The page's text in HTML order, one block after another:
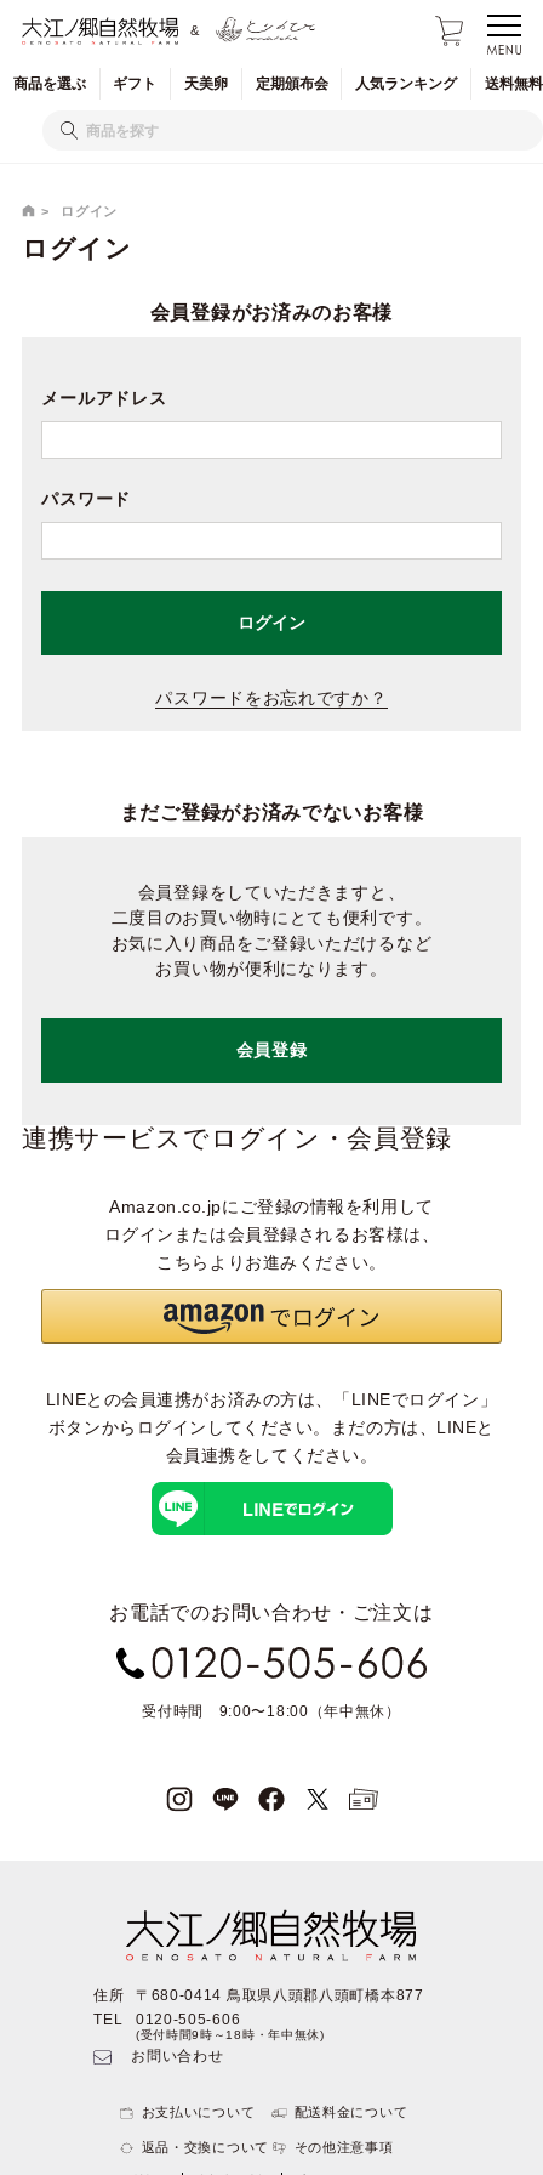
&
商品を選ぶ ギフト 天美卵 定期頒布会 人気ランキング 送料無
ログイン
ログイン
会員登録がお済みのお客様
メールアドレス
パスワード
ログイン
パスワードをお忘れですか？
まだご登録がお済みでないお客様
会員登録をしていただきますと、
二度目のお買い物時にとても便利です。
お気に入り商品をご登録いただけるなど
お買い物が便利になります。
会員登録
連携サービスでログイン・会員登録
Amazon.co.jpにご登録の情報を利用して
ログインまたは会員登録されるお客様は、
こちらよりお進みください。
LINEとの会員連携がお済みの方は、「LINEでログイン」
ボタンからログインしてください。まだの方は、 LINEと
会員連携をしてください。
お電話でのお問い合わせ・ご注文は
受付時間 9:00〜18:00（年中無休）
住所
〒680-0414 鳥取県八頭郡八頭町橋本877
TEL
0120-505-606
(受付時間9時～18時・年中無休)
お問い合わせ
お支払いについて 配送料金について
返品・交換について その他注意事項